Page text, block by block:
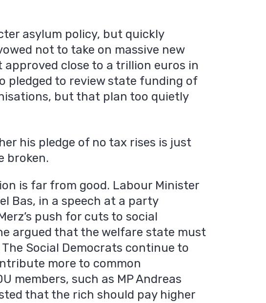
asylum policy, but quickly
not to take on massive new
close to a trillion euros in
pledged to review state funding of
but that plan too quietly
his pledge of no tax rises is just
broken.
is far from good. Labour Minister
Bas, in a speech at a party
push for cuts to social
argued that the welfare state must
Social Democrats continue to
more to common
members, such as MP Andreas
that the rich should pay higher